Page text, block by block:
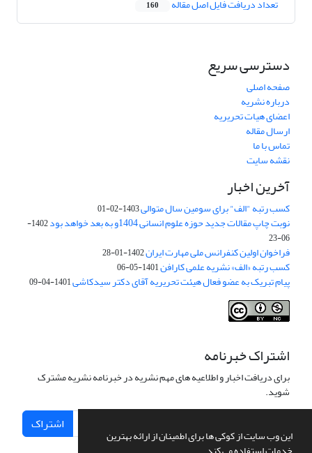
این وب سایت از کوکی ها برای اطمینان از ارائه بهترین
تعداد دریافت فایل اصل مقاله 160
دسترسی سریع
صفحه اصلی
درباره نشریه
اعضای هیات تحریریه
ارسال مقاله
تماس با ما
نقشه سایت
آخرین اخبار
کسب رتبه "الف" برای سومین سال متوالی1403-02-01
نوبت چاپ مقالات جدید حوزه علوم انسانی 1404و به بعد خواهد بود
1402-
06-23
فراخوان اولین کنفرانس ملی مهارت ایران1402-01-28
کسب رتبه «الف» نشریه علمی کارافن1401-05-06
پیام تبریک به عضو فعال هیئت تحریریه آقای دکتر سیدکاشی1401-04-09
اشتراک خبرنامه
برای دریافت اخبار و اطلاعیه های مهم نشریه در خبرنامه نشریه مشترک
شوید.
اشتراک